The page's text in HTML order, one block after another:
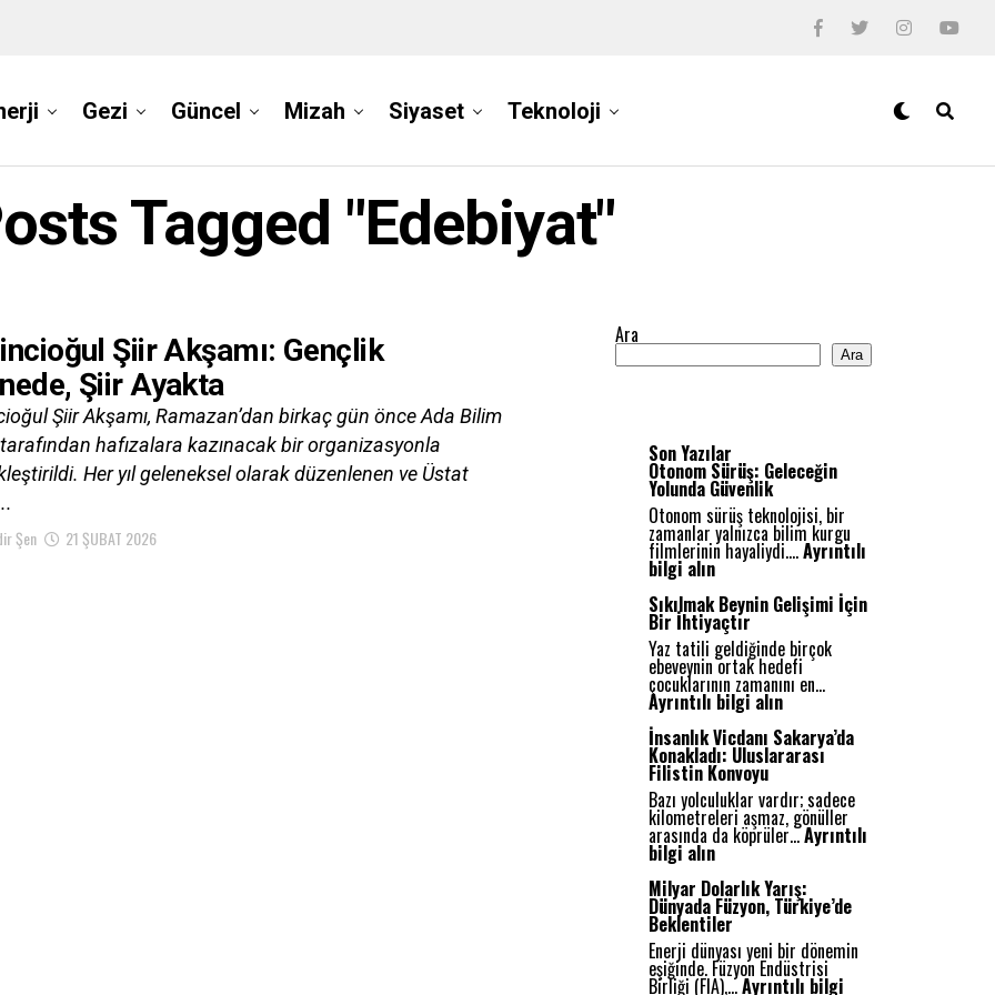
Gezi Güncel Mizah Siyaset Teknoloji
Tagged "Edebiyat"
Şiir Akşamı: Gençlik
Şiir Ayakta
Şiir Akşamı, Ramazan’dan birkaç gün önce Ada Bilim
hafızalara kazınacak bir organizasyonla
Her yıl geleneksel olarak düzenlenen ve Üstat
Şen
21 ŞUBAT 2026
Ara
Ara
Son Yazılar
Otonom Sürüş: Geleceğin
Yolunda Güvenlik
Otonom sürüş teknolojisi, bir
zamanlar yalnızca bilim kurgu
filmlerinin hayaliydi.…Ayrıntılı
bilgi alın:
O
t
o
n
o
m
S
ü
r
ü
ş
:
G
e
l
e
c
e
ğ
i
n
Y
o
Sıkılmak Beynin Gelişimi İçin
Bir İhtiyaçtır
Yaz tatili geldiğinde birçok
ebeveynin ortak hedefi
çocuklarının zamanını en…
Ayrıntılı bilgi alın:
S
ı
k
ı
l
m
a
k
e
y
n
n
G
e
İnsanlık Vicdanı Sakarya’da
Konakladı: Uluslararası
Filistin Konvoyu
Bazı yolculuklar vardır; sadece
kilometreleri aşmaz, gönüller
arasında da köprüler…Ayrıntılı
bilgi alın:
İ
n
s
a
n
l
ı
Milyar Dolarlık Yarış:
Dünyada Füzyon, Türkiye’de
Beklentiler
Enerji dünyası yeni bir dönemin
eşiğinde. Füzyon Endüstrisi
Birliği (FIA),…Ayrıntılı bilgi